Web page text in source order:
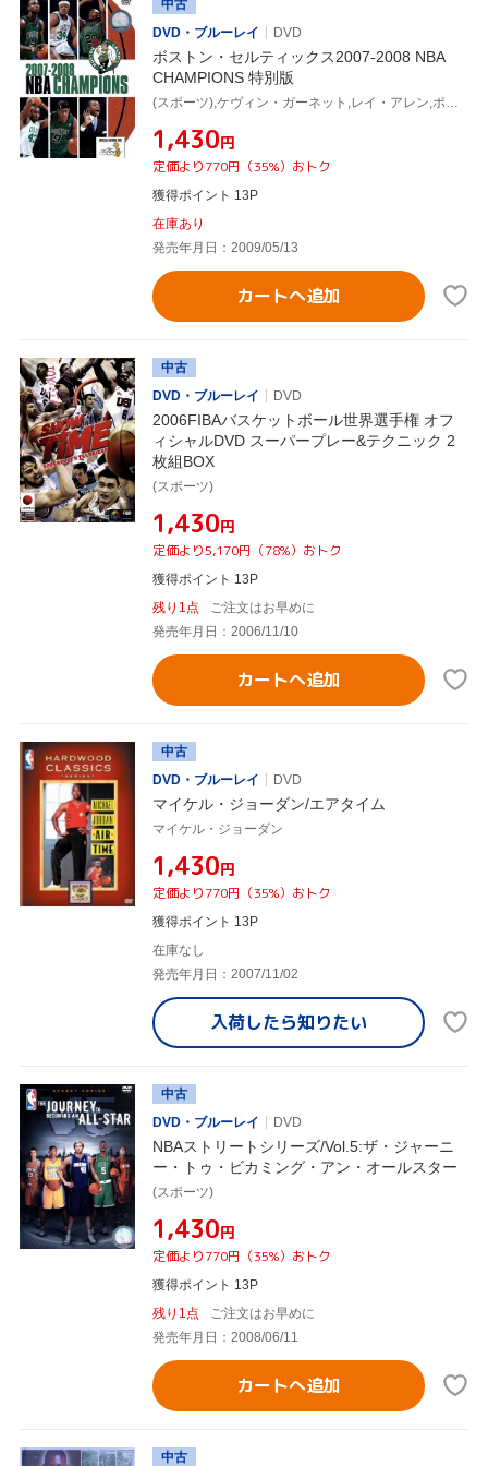
中古
DVD・ブルーレイ
DVD
ボストン・セルティックス2007-2008 NBA
CHAMPIONS 特別版
¥1,430円
定価より770円（35%）おトク
獲得ポイント 13P
在庫あり
発売年月日：2009/05/13
カートへ追加
中古
DVD・ブルーレイ
DVD
2006FIBAバスケットボール世界選手権 オフ
ィシャルDVD スーパープレー&テクニック 2
枚組BOX
(スポーツ)
¥1,430円
定価より5,170円（78%）おトク
獲得ポイント 13P
残り1点
ご注文はお早めに
発売年月日：2006/11/10
カートへ追加
中古
DVD・ブルーレイ
DVD
マイケル・ジョーダン/エアタイム
マイケル・ジョーダン
¥1,430円
定価より770円（35%）おトク
獲得ポイント 13P
在庫なし
発売年月日：2007/11/02
入荷したら知りたい
中古
DVD・ブルーレイ
DVD
NBAストリートシリーズ/Vol.5:ザ・ジャーニ
ー・トゥ・ビカミング・アン・オールスター
(スポーツ)
¥1,430円
定価より770円（35%）おトク
獲得ポイント 13P
残り1点
ご注文はお早めに
発売年月日：2008/06/11
カートへ追加
中古